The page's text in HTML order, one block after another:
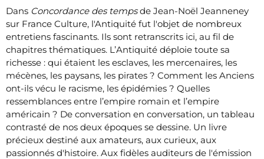
Dans Concordance des tempsde Jean-Noël Jeanneney
sur France Culture, l'Antiquité fut l'objet de nombreux
entretiens fascinants. Ils sont retranscrits ici, au fil de
chapitres thématiques. L’Antiquité déploie toute sa
richesse : qui étaient les esclaves, les mercenaires, les
mécènes, les paysans, les pirates ? Comment les Anciens
ont-ils vécu le racisme, les épidémies ? Quelles
ressemblances entre l’empire romain et l’empire
américain ? De conversation en conversation, un tableau
contrasté de nos deux époques se dessine. Un livre
précieux destiné aux amateurs, aux curieux, aux
passionnés d'histoire. Aux fidèles auditeurs de l'émission